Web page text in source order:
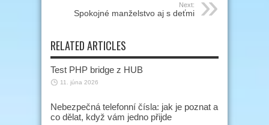
Next:
Spokojné manželstvo aj s deťmi
RELATED ARTICLES
Test PHP bridge z HUB
11. júna 2026
Nebezpečná telefonní čísla: jak je poznat a
co dělat, když vám jedno přijde